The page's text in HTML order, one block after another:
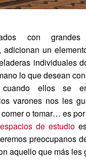
con
adicionan un
individuales
lo que desean
cuando ellos se
varones nos les
o tomar… es
espacios de estudio
preocupanos
aquello que más les